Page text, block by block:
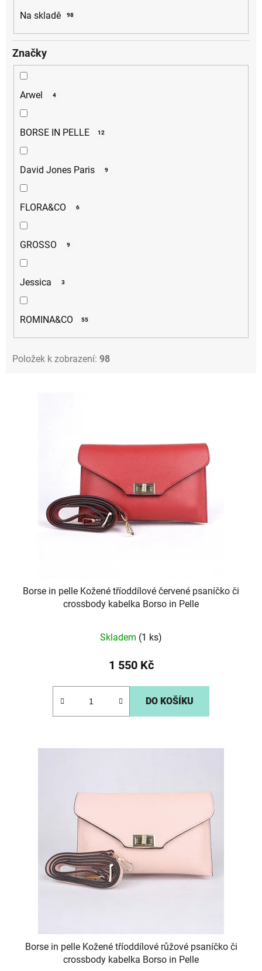
ů
Na skladě 98
Značky
Arwel 4
BORSE IN PELLE 12
David Jones Paris 9
FLORA&CO 6
GROSSO 9
Jessica 3
ROMINA&CO 55
Položek k zobrazení: 98
Borse in pelle Kožené tříoddílové červené psaníčko či
crossbody kabelka Borso in Pelle
Skladem (1 ks)
1 550 Kč
DO KOŠÍKU
Borse in pelle Kožené tříoddílové růžové psaníčko či
crossbody kabelka Borso in Pelle